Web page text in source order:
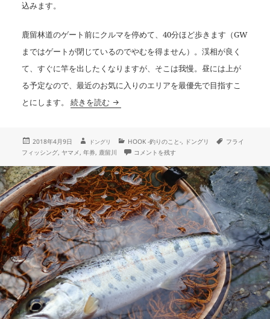
込みます。
鹿留林道のゲート前にクルマを停めて、40分ほど歩きます（GW
まではゲートが閉じているのでやむを得ません）。渓相が良く
て、すぐに竿を出したくなりますが、そこは我慢。昼には上が
る予定なので、最近のお気に入りのエリアを最優先で目指すこ
とにします。 続きを読む 3枚めの年券
投
日:
2018年4月9日
成
者
ドングリ
カ
ゴ
ー
HOOK -釣りのこと-, ドングリ
タ
グ
フライ
フィッシング, ヤマメ , 年券, 鹿留川 3枚めの年券 に
コメントを残す